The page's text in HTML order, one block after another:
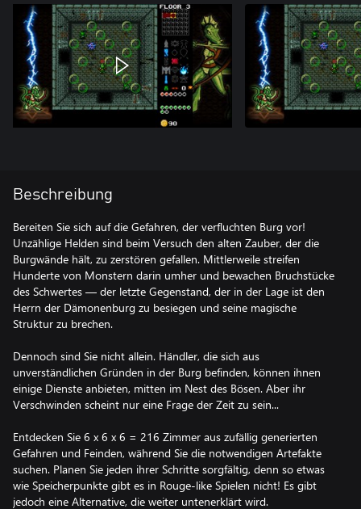
Beschreibung
Bereiten Sie sich auf die Gefahren, der verfluchten Burg vor!
Unzählige Helden sind beim Versuch den alten Zauber, der die
Burgwände hält, zu zerstören gefallen. Mittlerweile streifen
Hunderte von Monstern darin umher und bewachen Bruchstücke
des Schwertes — der letzte Gegenstand, der in der Lage ist den
Herrn der Dämonenburg zu besiegen und seine magische
Struktur zu brechen.
Dennoch sind Sie nicht allein. Händler, die sich aus
unverständlichen Gründen in der Burg befinden, können ihnen
einige Dienste anbieten, mitten im Nest des Bösen. Aber ihr
Verschwinden scheint nur eine Frage der Zeit zu sein...
Entdecken Sie 6 x 6 x 6 = 216 Zimmer aus zufällig generierten
Gefahren und Feinden, während Sie die notwendigen Artefakte
suchen. Planen Sie jeden ihrer Schritte sorgfältig, denn so etwas
wie Speicherpunkte gibt es in Rouge-like Spielen nicht! Es gibt
jedoch eine Alternative, die weiter untenerklärt wird.